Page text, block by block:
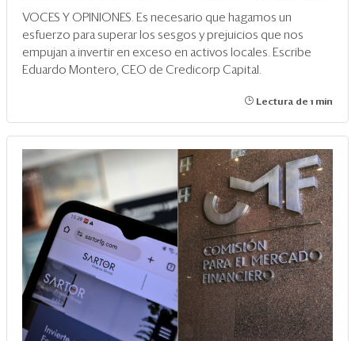
VOCES Y OPINIONES. Es necesario que hagamos un
esfuerzo para superar los sesgos y prejuicios que nos
empujan a invertir en exceso en activos locales. Escribe
Eduardo Montero, CEO de Credicorp Capital.
Lectura de 1 min